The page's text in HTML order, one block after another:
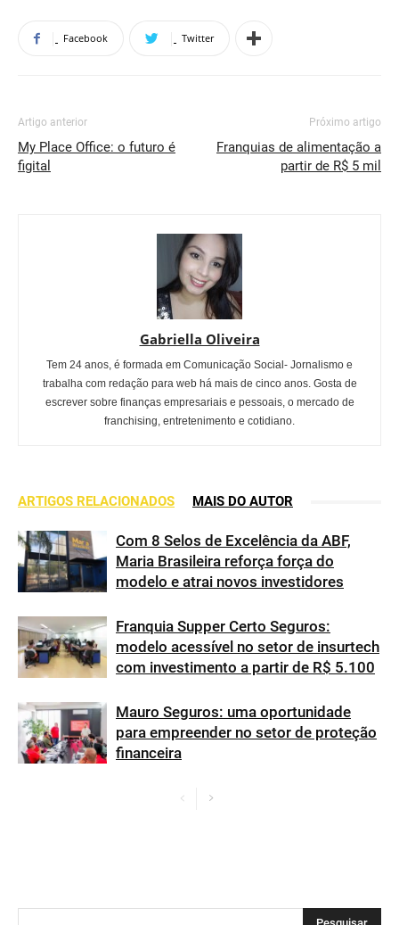
Facebook Twitter
Artigo anterior
My Place Office: o futuro é
figital
Próximo artigo
Franquias de alimentação a
partir de R$ 5 mil
Gabriella Oliveira
Tem 24 anos, é formada em Comunicação Social- Jornalismo e
trabalha com redação para web há mais de cinco anos. Gosta de
escrever sobre finanças empresariais e pessoais, o mercado de
franchising, entretenimento e cotidiano.
ARTIGOS RELACIONADOS MAIS DO AUTOR
Com 8 Selos de Excelência da ABF,
Maria Brasileira reforça força do
modelo e atrai novos investidores
Franquia Supper Certo Seguros:
modelo acessível no setor de insurtech
com investimento a partir de R$ 5.100
Mauro Seguros: uma oportunidade
para empreender no setor de proteção
financeira